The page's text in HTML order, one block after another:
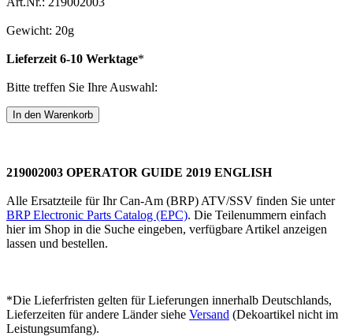
Gewicht: 20g
Lieferzeit 6-10 Werktage*
Bitte treffen Sie Ihre Auswahl:
219002003 OPERATOR GUIDE 2019 ENGLISH
Alle Ersatzteile für Ihr Can-Am (BRP) ATV/SSV finden Sie unter
BRP Electronic Parts Catalog (EPC). Die Teilenummern einfach
hier im Shop in die Suche eingeben, verfügbare Artikel anzeigen
lassen und bestellen.
*Die Lieferfristen gelten für Lieferungen innerhalb Deutschlands,
Lieferzeiten für andere Länder siehe Versand (Dekoartikel nicht im
Leistungsumfang).